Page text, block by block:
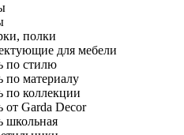
полки
для мебели
по стилю
по материалу
по коллекции
от Garda Decor
школьная